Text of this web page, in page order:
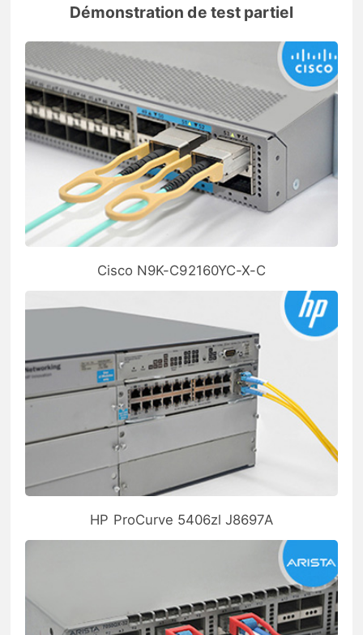
Démonstration de test partiel
Cisco N9K-C92160YC-X-C
HP ProCurve 5406zl J8697A